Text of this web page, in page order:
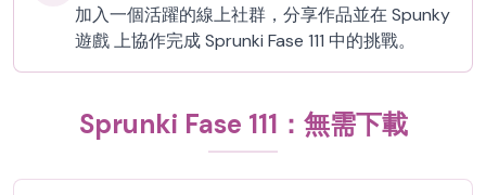
加入一個活躍的線上社群，分享作品並在 Spunky
遊戲 上協作完成 Sprunki Fase 111 中的挑戰。
Sprunki Fase 111：無需下載